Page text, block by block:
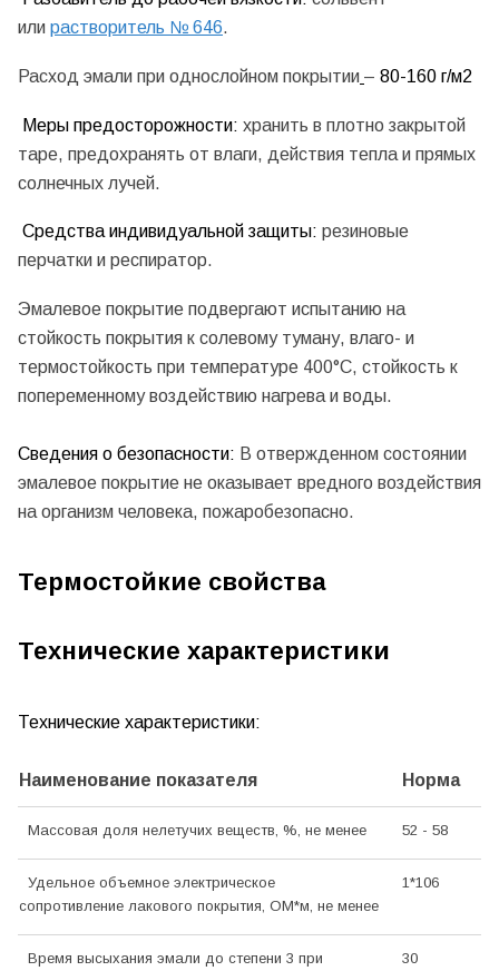
или растворитель № 646.
Расход эмали при однослойном покрытии – 80-160 г/м2
Меры предосторожности: хранить в плотно закрытой
таре, предохранять от влаги, действия тепла и прямых
солнечных лучей.
Средства индивидуальной защиты: резиновые
перчатки и респиратор.
Эмалевое покрытие подвергают испытанию на
стойкость покрытия к солевому туману, влаго- и
термостойкость при температуре 400°C, стойкость к
попеременному воздействию нагрева и воды.
Сведения о безопасности: В отвержденном состоянии
эмалевое покрытие не оказывает вредного воздействия
на организм человека, пожаробезопасно.
Термостойкие свойства
Технические характеристики
Технические характеристики:
Наименование показателя Норма
Массовая доля нелетучих веществ, %, не менее 52 - 58
Удельное объемное электрическое
сопротивление лакового покрытия, ОМ*м, не менее
1*106
Время высыхания эмали до степени 3 при 30